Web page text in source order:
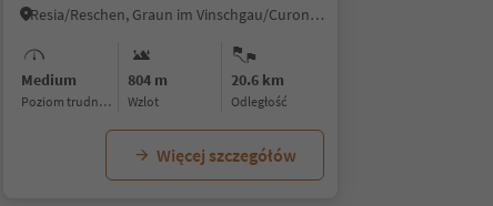
Resia/Reschen, Graun im Vinschgau/Curon Venosta, Vinschgau/Val Venosta
Medium
Poziom trudności
804 m
Wzlot
20.6 km
odległość
Więcej szczegółów